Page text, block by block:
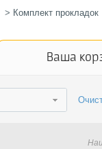
> Комплект прокладок
Ваша